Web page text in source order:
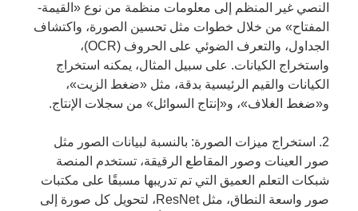
النصي غير المنظم إلى معلومات منظمة من نوع «القيمة-
المفتاح» من خلال خطوات مثل تحسين الصورة، واكتشاف
الجداول، والتعرف الضوئي على الحروف (OCR)،
واستخراج الكيانات. على سبيل المثال، يمكنه استخراج
الكيانات والقيم الرئيسية بدقة، مثل «ضغط الزيت»،
و«ضغط الغلاف»، و«إنتاج السوائل» من سجلات الإنتاج.
2. استخراج ميزات الصورة: بالنسبة لبيانات الصور مثل
صور العينات وصور المقاطع الرقيقة، تستخدم المنصة
شبكات التعلم العميق التي تم تدريبها مسبقًا على مكتبات
صور واسعة النطاق، مثل ResNet، لتحويل كل صورة إلى